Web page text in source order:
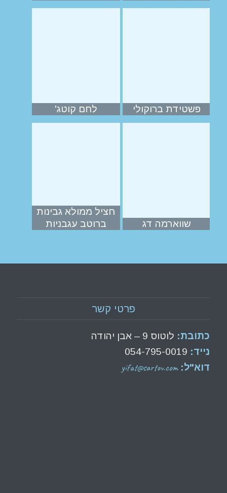
פשטידת ברוקולי לחם קוטג'
שווארמה דג
חציל ממולא גבינות
ברוטב עגבניות
פרטי קשר
כתובת: לוטוס 9 – אבן יהודה
נייד: 054-795-0019
דוא"ל:yifat@sartov.com